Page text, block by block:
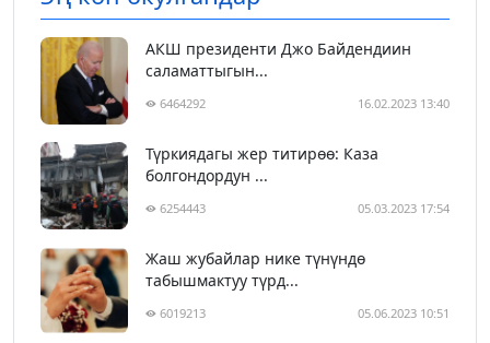
АКШ президенти Джо Байдендиин
саламаттыгын...
6464292 16.02.2023 13:40
Түркиядагы жер титирөө: Каза
болгондордун ...
6254443 05.03.2023 17:54
Жаш жубайлар нике түнүндө
табышмактуу түрд...
6019213 05.06.2023 10:51